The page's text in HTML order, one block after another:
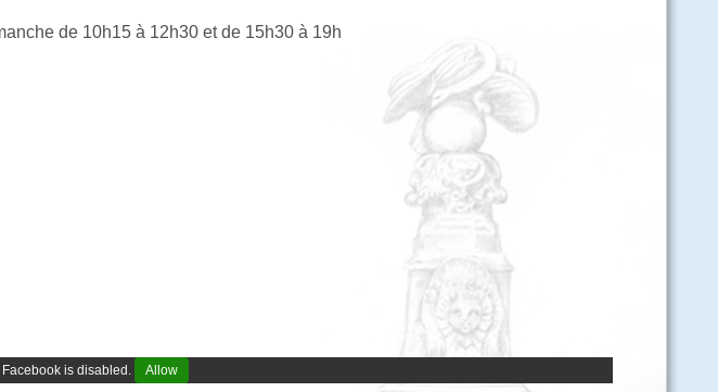
de 10h15 à 12h30 et de 15h30 à 19h
Facebook is disabled. Allow